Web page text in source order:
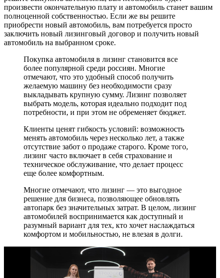
произвести окончательную плату и автомобиль станет вашим
полноценной собственностью. Если же вы решите
приобрести новый автомобиль, вам потребуется просто
заключить новый лизинговый договор и получить новый
автомобиль на выбранном сроке.
Покупка автомобиля в лизинг становится все
более популярной среди россиян. Многие
отмечают, что это удобный способ получить
желаемую машину без необходимости сразу
выкладывать крупную сумму. Лизинг позволяет
выбрать модель, которая идеально подходит под
потребности, и при этом не обременяет бюджет.
Клиенты ценят гибкость условий: возможность
менять автомобиль через несколько лет, а также
отсутствие забот о продаже старого. Кроме того,
лизинг часто включает в себя страхование и
техническое обслуживание, что делает процесс
еще более комфортным.
Многие отмечают, что лизинг — это выгодное
решение для бизнеса, позволяющее обновлять
автопарк без значительных затрат. В целом, лизинг
автомобилей воспринимается как доступный и
разумный вариант для тех, кто хочет наслаждаться
комфортом и мобильностью, не влезая в долги.